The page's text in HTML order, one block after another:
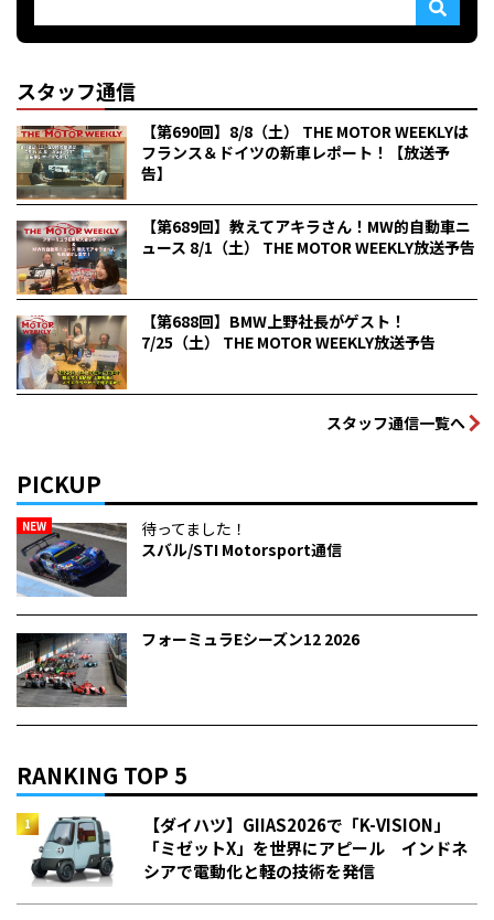
スタッフ通信
【第690回】8/8（土） THE MOTOR WEEKLYは
フランス＆ドイツの新車レポート！【放送予
告】
【第689回】教えてアキラさん！MW的自動車ニ
ュース 8/1（土） THE MOTOR WEEKLY放送予告
【第688回】BMW上野社長がゲスト！
7/25（土） THE MOTOR WEEKLY放送予告
スタッフ通信一覧へ
PICKUP
NEW
待ってました！
スバル/STI Motorsport通信
フォーミュラEシーズン12 2026
RANKING TOP 5
【ダイハツ】GIIAS2026で「K-VISION」
「ミゼットX」を世界にアピール インドネ
シアで電動化と軽の技術を発信